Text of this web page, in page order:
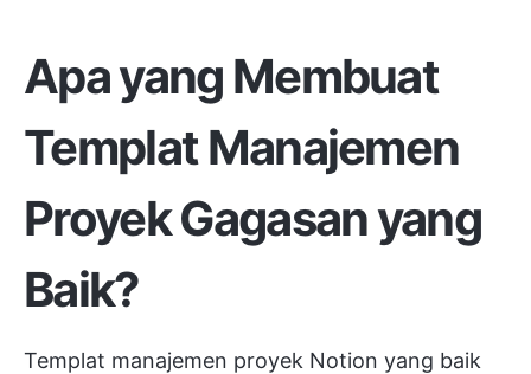
Apa yang Membuat
Templat Manajemen
Proyek Gagasan yang
Baik?
Templat manajemen proyek Notion yang baik